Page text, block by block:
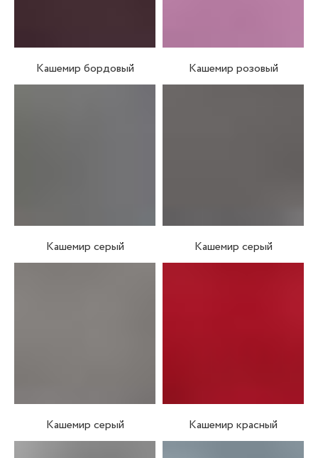
Кашемир бордовый Кашемир розовый
Кашемир серый Кашемир серый
Кашемир серый Кашемир красный